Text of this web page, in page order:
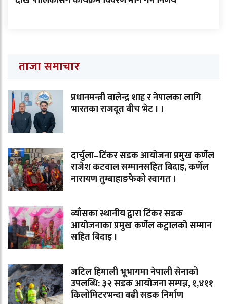
ताजा समाचार
प्रधानमन्त्री वालेन्द्र शाह र नेपालका लागि
भारतका राजदूत बीच भेट । ।
दार्चुला–टिंकर सडक आयोजना प्रमुख कर्णेल
राजेश कटवाल सम्मानसहित बिदाइ, कर्णेल
नारायण तुम्बाहाङफेको स्वागत ।
ब्याँसका स्थानीय द्वारा टिंकर सडक
आयोजनाका प्रमुख कर्णेल कट्वालको सम्मान
सहित बिदाइ ।
जटिल हिमाली भूभागमा नेपाली सेनाको
उपलब्धि: ३२ सडक आयोजना सम्पन्न, १,४११
किलोमिटरभन्दा बढी सडक निर्माण